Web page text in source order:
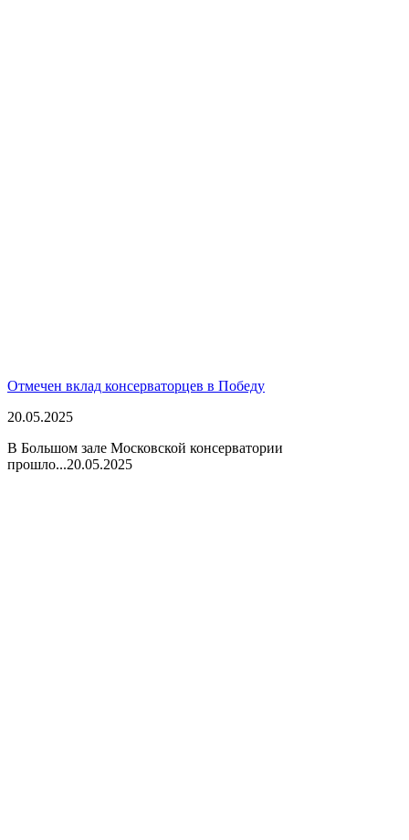
Отмечен вклад консерваторцев в Победу
20.05.2025
В Большом зале Московской консерватории
прошло...20.05.2025